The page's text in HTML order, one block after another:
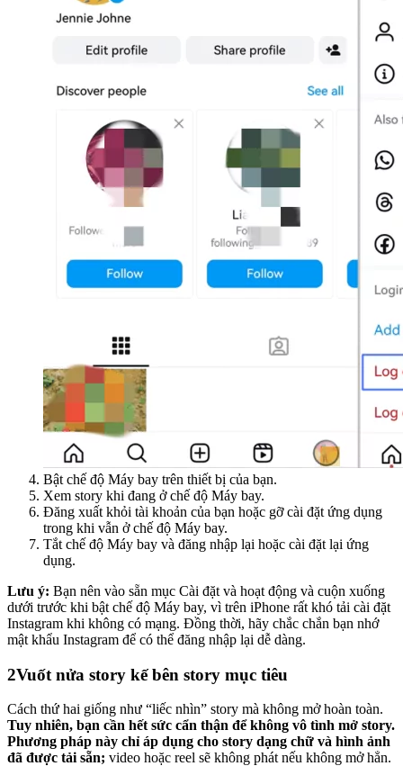
Bật chế độ Máy bay trên thiết bị của bạn.
Xem story khi đang ở chế độ Máy bay.
Đăng xuất khỏi tài khoản của bạn hoặc gỡ cài đặt ứng dụng
trong khi vẫn ở chế độ Máy bay.
Tắt chế độ Máy bay và đăng nhập lại hoặc cài đặt lại ứng
dụng.
Lưu ý: Bạn nên vào sẵn mục Cài đặt và hoạt động và cuộn xuống
dưới trước khi bật chế độ Máy bay, vì trên iPhone rất khó tải cài đặt
Instagram khi không có mạng. Đồng thời, hãy chắc chắn bạn nhớ
mật khẩu Instagram để có thể đăng nhập lại dễ dàng.
2Vuốt nửa story kế bên story mục tiêu
Cách thứ hai giống như “liếc nhìn” story mà không mở hoàn toàn.
Tuy nhiên, bạn cần hết sức cẩn thận để không vô tình mở story.
Phương pháp này chỉ áp dụng cho story dạng chữ và hình ảnh
đã được tải sẵn; video hoặc reel sẽ không phát nếu không mở hẳn.